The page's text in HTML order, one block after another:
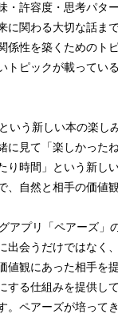
・許容度・思考パタ
に関わる大切な話ま
係性を築くためのト
トピックが載ってい
いう新しい本の楽し
に見て「楽しかった
時間」という新し
、自然と相手の価値
アプリ「ペアーズ」
出会うだけではなく
値観にあった相手を
する仕組みを提供し
。ペアーズが培って